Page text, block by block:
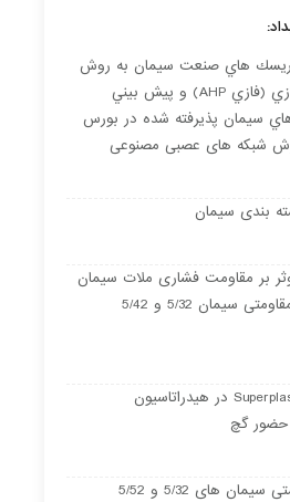
ريسك هاي صنعت سيمان به روش
تحليل سلسله مراتبي فازي (فازي AHP) و پيش بيني
سیمان پذيرفته شده در بورس
روش شبکه های عصبی مصنوعی
بندی سیمان
بر مقاومت فشاری ملات سیمان
ساخته شده با دو رده مقاومتی سیمان 5/32 و 5/42
تأثیر سه نوع Superplasticizer در هیدراتاسیون
ارزیابی اثر رده مقاومتی سیمان های 5/32 و 5/52